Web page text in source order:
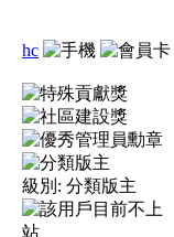
hc
級別: 分類版主